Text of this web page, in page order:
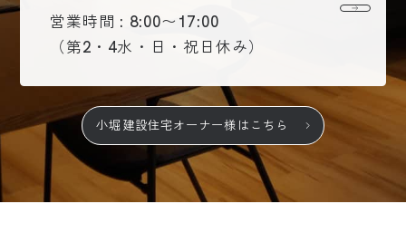
営業時間 : 8:00〜17:00
（第2・4水・日・祝日休み）
小堀建設住宅オーナー様はこちら